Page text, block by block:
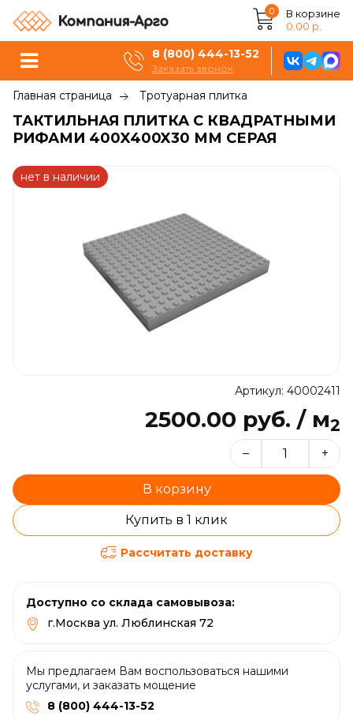
0
В корзине
0.00 р.
8 (800) 444-13-52
Заказать звонок
Главная страница Тротуарная плитка
ТАКТИЛЬНАЯ ПЛИТКА С КВАДРАТНЫМИ
РИФАМИ 400X400X30 ММ СЕРАЯ
нет в наличии
Артикул: 40002411
2500.00 руб. / м2
– +
В корзину
Купить в 1 клик
Рассчитать доставку
Доступно со склада самовывоза:
г.Москва ул. Люблинская 72
Мы предлагаем Вам воспользоваться нашими
услугами, и заказать мощение
8 (800) 444-13-52